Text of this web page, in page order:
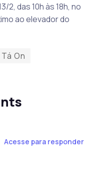
2, das 10h às 18h, no
ao elevador do
On
Acesse para responder